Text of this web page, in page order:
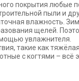
покрытия любые
пыли и
влажность.
щелей.
увлажнителя.
такие как
с когтями – всё